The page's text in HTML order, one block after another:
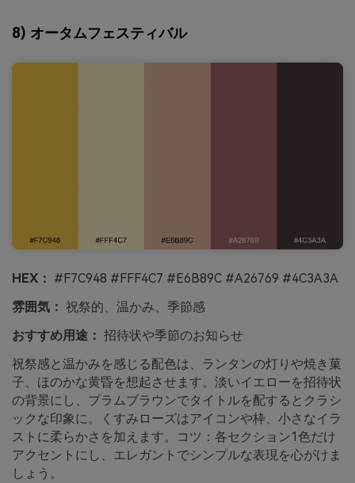
8) オータムフェスティバル
HEX： #F7C948 #FFF4C7 #E6B89C #A26769 #4C3A3A
雰囲気： 祝祭的、温かみ、季節感
おすすめ用途： 招待状や季節のお知らせ
祝祭感と温かみを感じる配色は、ランタンの灯りや焼き菓
子、ほのかな黄昏を想起させます。淡いイエローを招待状
の背景にし、プラムブラウンでタイトルを配するとクラシ
ックな印象に。くすみローズはアイコンや枠、小さなイラ
ストに柔らかさを加えます。コツ：各セクション1色だけ
アクセントにし、エレガントでシンプルな表現を心がけま
しょう。